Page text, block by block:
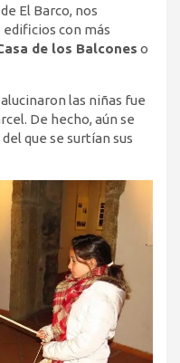
El Barco, nos
con más
de los Balcones o
las niñas fue
De hecho, aún se
que se surtían sus